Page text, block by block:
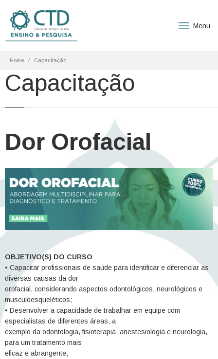
Menu
Home Capacitação
Capacitação
Dor Orofacial
OBJETIVO(S) DO CURSO
• Capacitar profissionais de saúde para identificar e diferenciar as
diversas causas da dor
orofacial, considerando aspectos odontológicos, neurológicos e
musculoesqueléticos;
• Desenvolver a capacidade de trabalhar em equipe com
especialistas de diferentes áreas, a
exemplo da odontologia, fisioterapia, anestesiologia e neurologia,
para um tratamento mais
eficaz e abrangente;